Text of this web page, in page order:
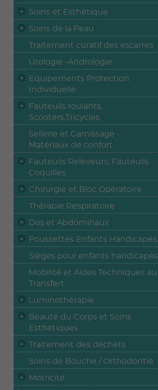
Soins et Esthétique
Soins de la Peau
Traitement curatif des escarres
Urologie -Andrologie
Equipements Protection
Individuelle
Fauteuils roulants,
Scooters,Tricycles
Sellerie et Garnissage -
Matériaux de confort
Fauteuils Releveurs, Fauteuils
Coquilles
Chirurgie et Bloc Opératoire
Thérapie Respiratoire
Dos et Abdominaux
Poussettes Enfants Handicapés
Sièges pour enfants handicapés
Mobilité et Aides Techniques au
Transfert
Luminothérapie
Beauté du Corps et Soins
Esthétiques
Traitement des déchets
Soins de Bouche / Orthodontie
Motricité